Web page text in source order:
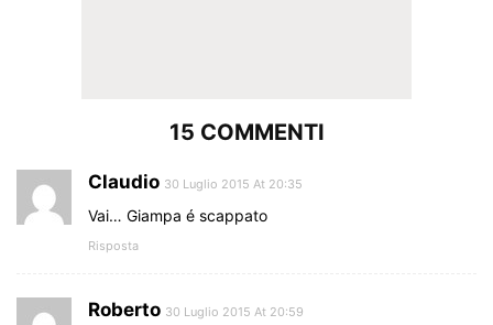
15 COMMENTI
Claudio 30 Luglio 2015 At 20:35
Vai… Giampa é scappato
Risposta
Roberto 30 Luglio 2015 At 20:59